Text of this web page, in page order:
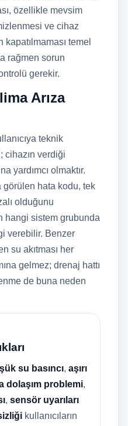
özellikle mevsim
ve cihaz
kapatılmaması temel
rağmen sorun
gerekir.
Arıza
teknik
cihazın verdiği
yardımcı olmaktır.
hata kodu, tek
olduğunu
hangi sistem grubunda
verebilir. Benzer
su akıtması her
gelmez; drenaj hattı
de buna neden
su basıncı, aşırı
dolaşım problemi,
, sensör uyarıları
kullanıcıların